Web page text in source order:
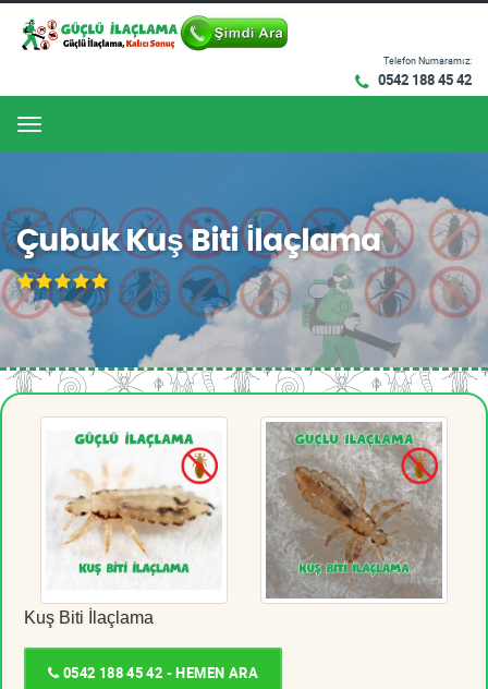
Telefon Numaramız:
0542 188 45 42
Menu
Çubuk Kuş Biti İlaçlama
Kuş Biti İlaçlama
0542 188 45 42 - HEMEN ARA